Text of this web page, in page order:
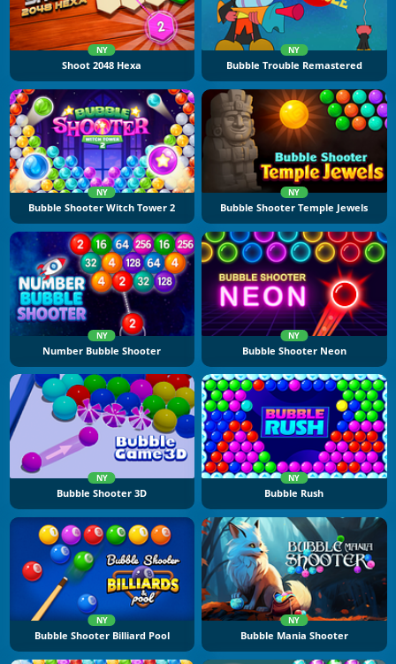
NY
Shoot 2048 Hexa
NY
Bubble Trouble Remastered
NY
Bubble Shooter Witch Tower 2
NY
Bubble Shooter Temple Jewels
NY
Number Bubble Shooter
NY
Bubble Shooter Neon
NY
Bubble Shooter 3D
NY
Bubble Rush
NY
Bubble Shooter Billiard Pool
NY
Bubble Mania Shooter